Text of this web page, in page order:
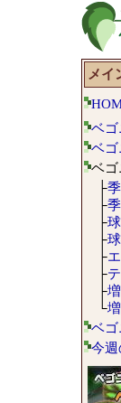
メイ
ベゴ
ベ
ベゴ
├
├
├
├
├
├
├
└
ベ
今週